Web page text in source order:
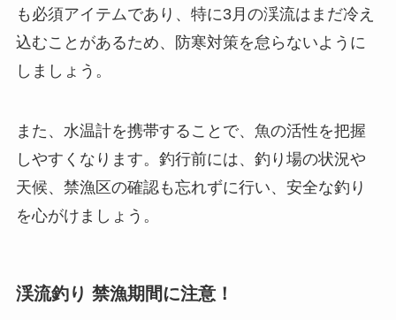
も必須アイテムであり、特に3月の渓流はまだ冷え
込むことがあるため、防寒対策を怠らないように
しましょう。
また、水温計を携帯することで、魚の活性を把握
しやすくなります。釣行前には、釣り場の状況や
天候、禁漁区の確認も忘れずに行い、安全な釣り
を心がけましょう。
渓流釣り 禁漁期間に注意！